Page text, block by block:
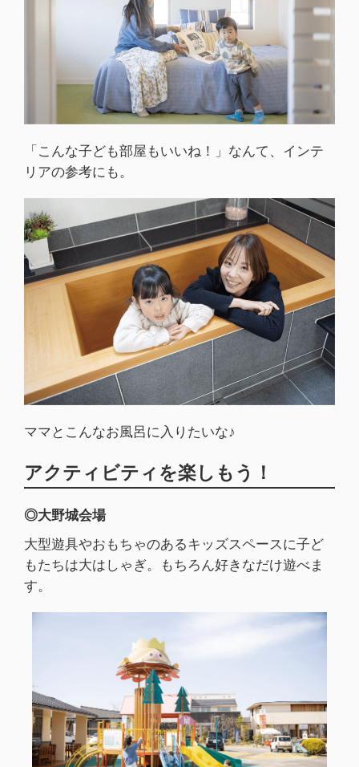
「こんな子ども部屋もいいね！」なんて、インテ
リアの参考にも。
ママとこんなお風呂に入りたいな♪
アクティビティを楽しもう！
◎大野城会場
大型遊具やおもちゃのあるキッズスペースに子ど
もたちは大はしゃぎ。もちろん好きなだけ遊べま
す。